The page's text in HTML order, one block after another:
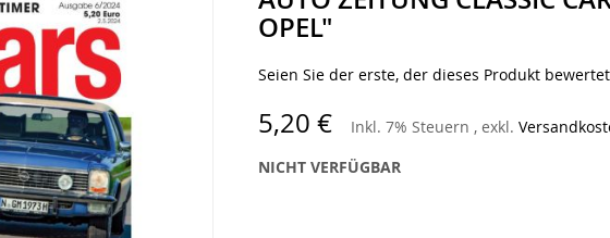
OPEL"
Seien Sie der erste, der dieses Produkt bewertet
5,20 € Inkl. 7% Steuern , exkl.
NICHT VERFÜGBAR